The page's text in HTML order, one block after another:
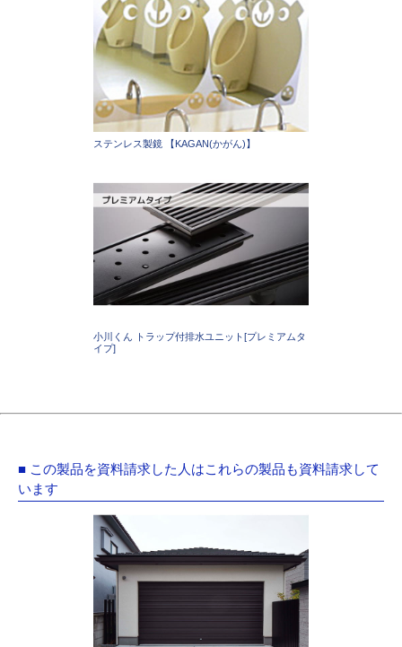
ステンレス製鏡 【KAGAN(かがん)】
小川くん トラップ付排水ユニット[プレミアムタ
イプ]
■ この製品を資料請求した人はこれらの製品も資料請求して
います